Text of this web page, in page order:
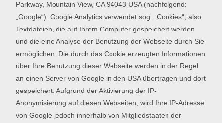
Parkway, Mountain View, CA 94043 USA (nachfolgend:
„Google“). Google Analytics verwendet sog. „Cookies“, also
Textdateien, die auf Ihrem Computer gespeichert werden
und die eine Analyse der Benutzung der Webseite durch Sie
ermöglichen. Die durch das Cookie erzeugten Informationen
über Ihre Benutzung dieser Webseite werden in der Regel
an einen Server von Google in den USA übertragen und dort
gespeichert. Aufgrund der Aktivierung der IP-
Anonymisierung auf diesen Webseiten, wird Ihre IP-Adresse
von Google jedoch innerhalb von Mitgliedstaaten der